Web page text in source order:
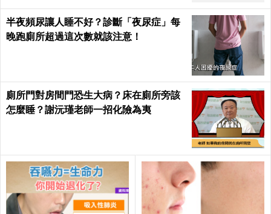
半夜頻尿讓人睡不好？診斷「夜尿症」每
晚跑廁所超過這次數就該注意！
廁所門對房間門恐生大病？床在廁所旁該
怎麼睡？謝沅瑾老師一招化險為夷